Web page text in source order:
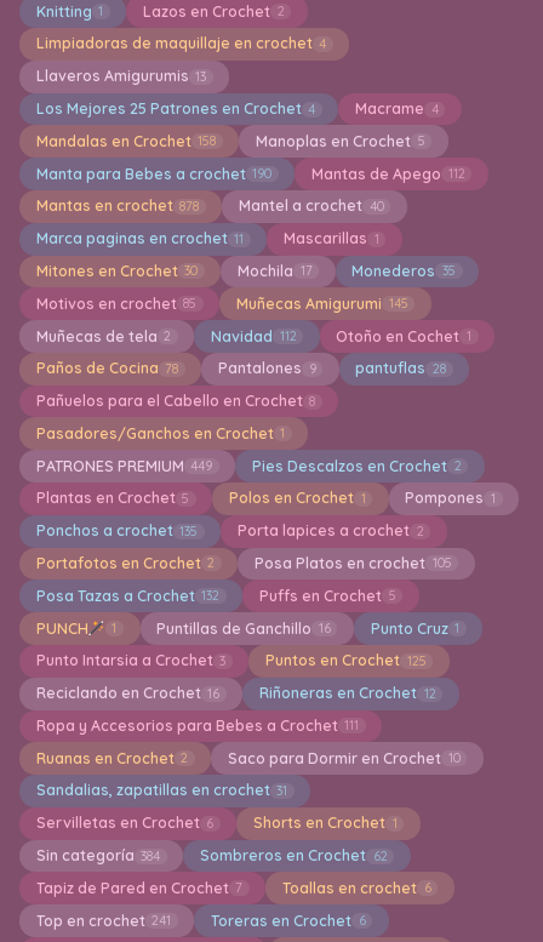
Knitting 1 Lazos en Crochet 2
Limpiadoras de maquillaje en crochet 4
Llaveros Amigurumis 13
Los Mejores 25 Patrones en Crochet 4 Macrame 4
Mandalas en Crochet 158 Manoplas en Crochet 5
Manta para Bebes a crochet 190 Mantas de Apego 112
Mantas en crochet 878 Mantel a crochet 40
Marca paginas en crochet 11 Mascarillas 1
Mitones en Crochet 30 Mochila 17 Monederos 35
Motivos en crochet 85 Muñecas Amigurumi 145
Muñecas de tela 2 Navidad 112 Otoño en Cochet 1
Paños de Cocina 78 Pantalones 9 pantuflas 28
Pañuelos para el Cabello en Crochet 8
Pasadores/Ganchos en Crochet 1
PATRONES PREMIUM 449 Pies Descalzos en Crochet 2
Plantas en Crochet 5 Polos en Crochet 1 Pompones 1
Ponchos a crochet 135 Porta lapices a crochet 2
Portafotos en Crochet 2 Posa Platos en crochet 105
Posa Tazas a Crochet 132 Puffs en Crochet 5
PUNCH 1 Puntillas de Ganchillo 16 Punto Cruz 1
Punto Intarsia a Crochet 3 Puntos en Crochet 125
Reciclando en Crochet 16 Riñoneras en Crochet 12
Ropa y Accesorios para Bebes a Crochet 111
Ruanas en Crochet 2 Saco para Dormir en Crochet 10
Sandalias, zapatillas en crochet 31
Servilletas en Crochet 6 Shorts en Crochet 1
Sin categoría 384 Sombreros en Crochet 62
Tapiz de Pared en Crochet 7 Toallas en crochet 6
Top en crochet 241 Toreras en Crochet 6